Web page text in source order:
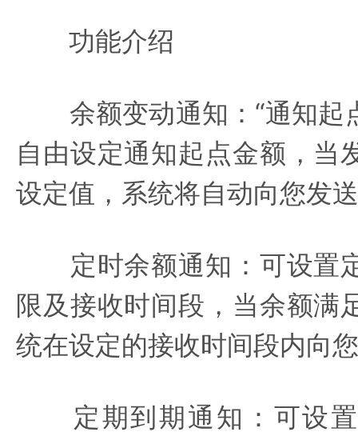
功能介绍
余额变动通知：“通知起
自由设定通知起点金额，当
设定值，系统将自动向您发
定时余额通知：可设置
限及接收时间段，当余额满
统在设定的接收时间段内向
定期到期通知：可设置